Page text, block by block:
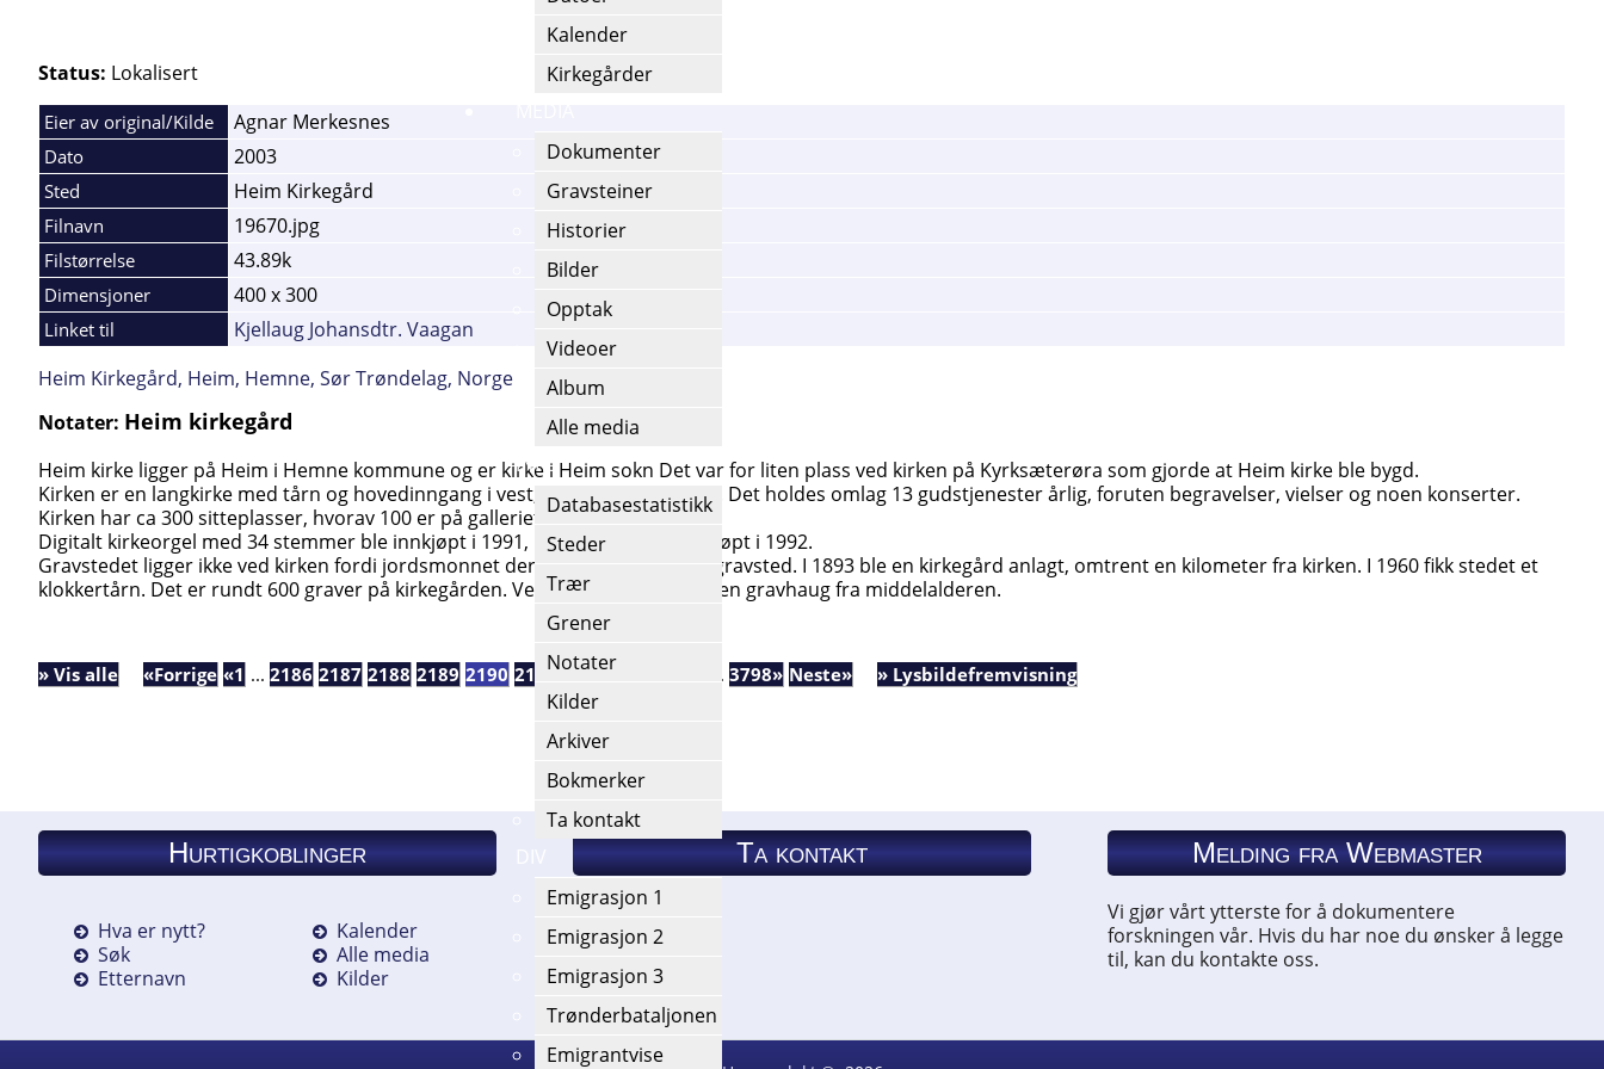
Kalender
Kirkegårder
Dokumenter
Gravsteiner
Historier
Bilder
Opptak
Videoer
Album
Alle media
INFO
Databasestatistikk
Steder
Trær
Grener
Notater
Kilder
Arkiver
Bokmerker
Ta kontakt
Emigrasjon 1
Emigrasjon 2
Emigrasjon 3
Trønderbataljonen
Emigrantvise
Status: Lokalisert
Eier av original/Kilde Agnar Merkesnes
Dato 2003
Sted Heim Kirkegård
Filnavn 19670.jpg
Filstørrelse 43.89k
Dimensjoner 400 x 300
Linket til
Kjellaug Johansdtr. Vaagan
Heim Kirkegård, Heim, Hemne, Sør Trøndelag, Norge
Notater: Heim kirkegård
Heim kirke ligger på Heim i Hemne kommune og er kirke i Heim sokn Det var for liten plass ved kirken på Kyrksæterøra som gjorde at Heim kirke ble bygd.
Kirken er en langkirke med tårn og hovedinngang i vest, med kor i østenden. Det holdes omlag 13 gudstjenester årlig, foruten begravelser, vielser og noen konserter.
Kirken har ca 300 sitteplasser, hvorav 100 er på galleriet.
Digitalt kirkeorgel med 34 stemmer ble innkjøpt i 1991, mens piano ble innkjøpt i 1992.
Gravstedet ligger ikke ved kirken fordi jordsmonnet der ikke var egnet som gravsted. I 1893 ble en kirkegård anlagt, omtrent en kilometer fra kirken. I 1960 fikk stedet et
klokkertårn. Det er rundt 600 graver på kirkegården. Ved kirkegården ligger en gravhaug fra middelalderen.
» Vis alle «Forrige «1 ... 2186 2187 2188 2189 2190 2191 2192 ... 3798» Neste» » Lysbildefremvisning
Hurtigkoblinger
Hva er nytt?
Søk
Etternavn
Kalender
Alle media
Kilder
Ta kontakt
Ta kontakt
Etternavnliste
Melding fra Webmaster
Vi gjør vårt ytterste for å dokumentere
forskningen vår. Hvis du har noe du ønsker å legge
til, kan du kontakte oss.